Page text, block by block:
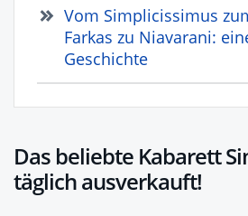
Vom Simplicissimus
Farkas zu Niavarani:
Geschichte
Das beliebte Kabarett
täglich ausverkauft!